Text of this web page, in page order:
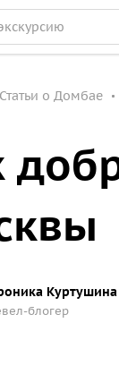
Статьи о Домбае
Куртушина
блогер